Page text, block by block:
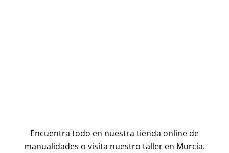
Encuentra todo en nuestra tienda online de
manualidades o visita nuestro taller en Murcia.